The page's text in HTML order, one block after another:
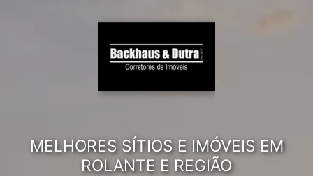
MELHORES SÍTIOS E IMÓVEIS EM
ROLANTE E REGIÃO